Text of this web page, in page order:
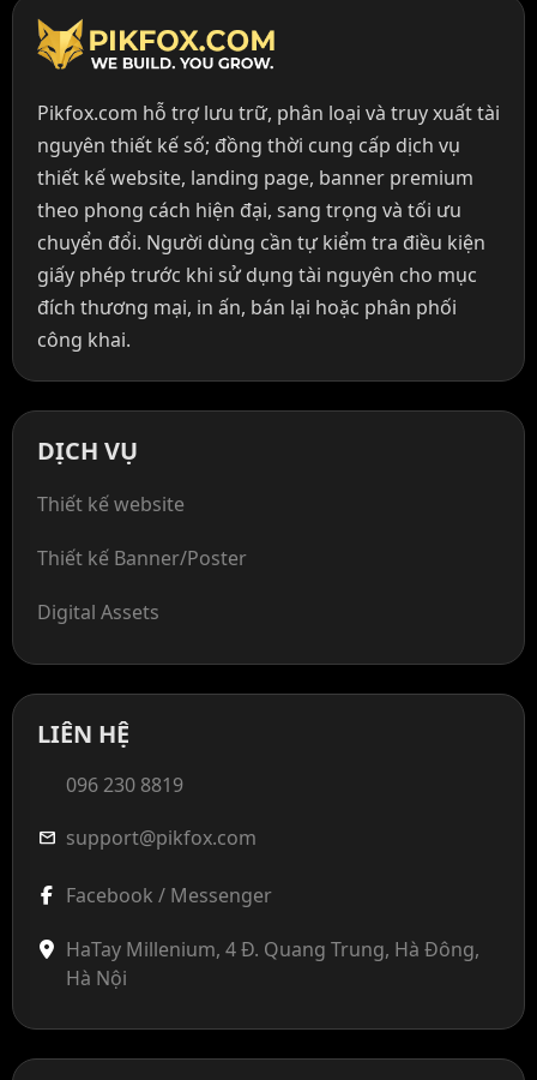
Pikfox.com hỗ trợ lưu trữ, phân loại và truy xuất tài
nguyên thiết kế số; đồng thời cung cấp dịch vụ
thiết kế website, landing page, banner premium
theo phong cách hiện đại, sang trọng và tối ưu
chuyển đổi. Người dùng cần tự kiểm tra điều kiện
giấy phép trước khi sử dụng tài nguyên cho mục
đích thương mại, in ấn, bán lại hoặc phân phối
công khai.
DỊCH VỤ
Thiết kế website
Thiết kế Banner/Poster
Digital Assets
LIÊN HỆ
096 230 8819
mail support@pikfox.com
Facebook / Messenger
HaTay Millenium, 4 Đ. Quang Trung, Hà Đông,
Hà Nội